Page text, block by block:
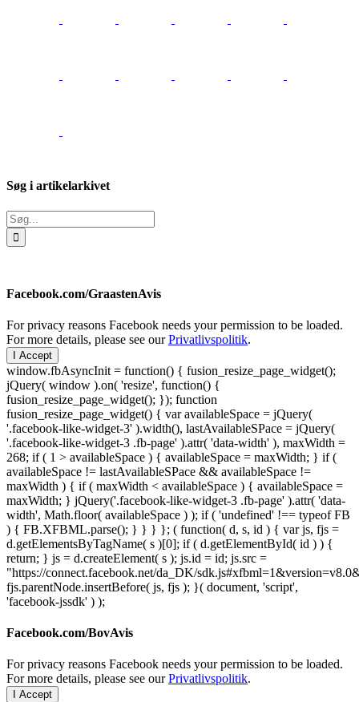
Søg i artikelarkivet
Søg
efter:
Facebook.com/GraastenAvis
For privacy reasons Facebook needs your permission to be loaded.
For more details, please see ourPrivatlivspolitik.
I Accept
window.fbAsyncInit = function() { fusion_resize_page_widget();
jQuery( window ).on( 'resize', function() {
fusion_resize_page_widget(); }); function
fusion_resize_page_widget() { var availableSpace = jQuery(
'.facebook-like-widget-3' ).width(), lastAvailableSPace = jQuery(
'.facebook-like-widget-3 .fb-page' ).attr( 'data-width' ), maxWidth =
268; if ( 1 > availableSpace ) { availableSpace = maxWidth; } if (
availableSpace != lastAvailableSPace && availableSpace !=
maxWidth ) { if ( maxWidth < availableSpace ) { availableSpace =
maxWidth; } jQuery('.facebook-like-widget-3 .fb-page' ).attr( 'data-
width', Math.floor( availableSpace ) ); if ( 'undefined' !== typeof FB
) { FB.XFBML.parse(); } } } }; ( function( d, s, id ) { var js, fjs =
d.getElementsByTagName( s )[0]; if ( d.getElementById( id ) ) {
return; } js = d.createElement( s ); js.id = id; js.src =
"https://connect.facebook.net/da_DK/
fjs.parentNode.insertBefore( js, fjs ); }( document, 'script',
'facebook-jssdk' ) );
Facebook.com/BovAvis
For privacy reasons Facebook needs your permission to be loaded.
For more details, please see ourPrivatlivspolitik.
I Accept